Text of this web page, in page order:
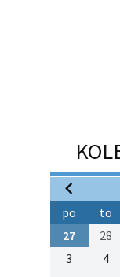
po
to
27
28
3
4